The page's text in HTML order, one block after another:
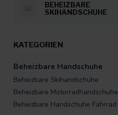
BEHEIZBARE
SKIHANDSCHUHE
KATEGORIEN
Beheizbare Handschuhe
Beheizbare Skihandschuhe
Beheizbare Motorradhandschuhe
Beheizbare Handschuhe Fahrrad